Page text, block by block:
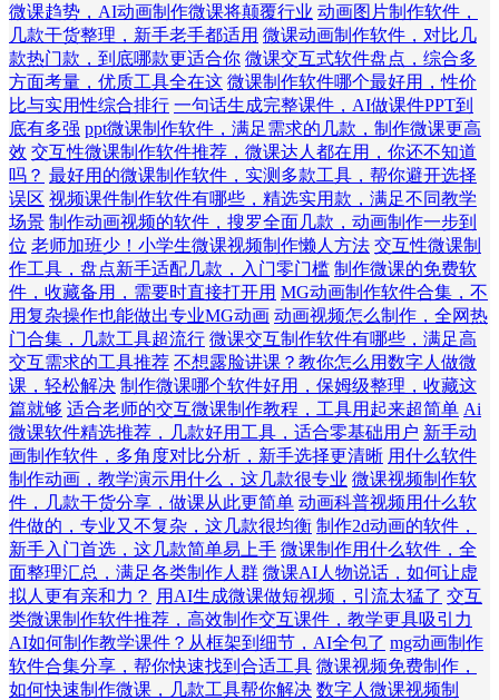
微课趋势，AI动画制作微课将颠覆行业 动画图片制作软件，
几款干货整理，新手老手都适用 微课动画制作软件，对比几
款热门款，到底哪款更适合你 微课交互式软件盘点，综合多
方面考量，优质工具全在这 微课制作软件哪个最好用，性价
比与实用性综合排行 一句话生成完整课件，AI做课件PPT到
底有多强 ppt微课制作软件，满足需求的几款，制作微课更高
效 交互性微课制作软件推荐，微课达人都在用，你还不知道
吗？ 最好用的微课制作软件，实测多款工具，帮你避开选择
误区 视频课件制作软件有哪些，精选实用款，满足不同教学
场景 制作动画视频的软件，搜罗全面几款，动画制作一步到
位 老师加班少！小学生微课视频制作懒人方法 交互性微课制
作工具，盘点新手适配几款，入门零门槛 制作微课的免费软
件，收藏备用，需要时直接打开用 MG动画制作软件合集，不
用复杂操作也能做出专业MG动画 动画视频怎么制作，全网热
门合集，几款工具超流行 微课交互制作软件有哪些，满足高
交互需求的工具推荐 不想露脸讲课？教你怎么用数字人做微
课，轻松解决 制作微课哪个软件好用，保姆级整理，收藏这
篇就够 适合老师的交互微课制作教程，工具用起来超简单 Ai
微课软件精选推荐，几款好用工具，适合零基础用户 新手动
画制作软件，多角度对比分析，新手选择更清晰 用什么软件
制作动画，教学演示用什么，这几款很专业 微课视频制作软
件，几款干货分享，做课从此更简单 动画科普视频用什么软
件做的，专业又不复杂，这几款很均衡 制作2d动画的软件，
新手入门首选，这几款简单易上手 微课制作用什么软件，全
面整理汇总，满足各类制作人群 微课AI人物说话，如何让虚
拟人更有亲和力？ 用AI生成微课做短视频，引流太猛了 交互
类微课制作软件推荐，高效制作交互课件，教学更具吸引力
AI如何制作教学课件？从框架到细节，AI全包了 mg动画制作
软件合集分享，帮你快速找到合适工具 微课视频免费制作，
如何快速制作微课，几款工具帮你解决 数字人微课视频制